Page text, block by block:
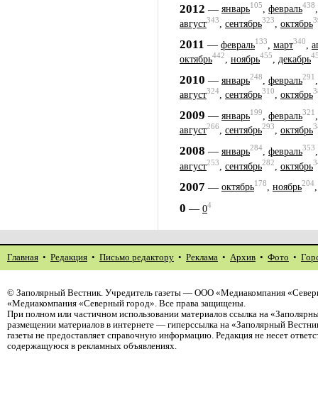
2012 — январь105, февраль438
август343, сентябрь323, октябрь
2011 — февраль133 март340
октябрь442, ноябрь455, декабрь
2010 — январь248 февраль291
август324, сентябрь310, октябрь
2009 — январь199 февраль321
август266, сентябрь293, октябрь
2008 — январь284 февраль353
август253 сентябрь282 октябрь
2007 — октябрь178, ноябрь204
0 — 04
Главная • Редакция • Письмо редактору • Реклама • Архив • Фото •
© Заполярный Вестник. Учредитель газеты — ООО «Медиакомпания
«Медиакомпания «Северный город». Все права защищены.
При полном или частичном использовании материалов ссылка на
размещении материалов в интернете — гиперссылка на «Заполярный
газеты не предоставляет справочную информацию. Редакция не несет
содержащуюся в рекламных объявлениях.